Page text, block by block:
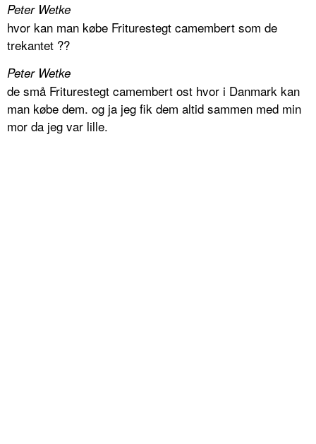
Peter Wetke
hvor kan man købe Friturestegt camembert som de
trekantet ??
Peter Wetke
de små Friturestegt camembert ost hvor i Danmark kan
man købe dem. og ja jeg fik dem altid sammen med min
mor da jeg var lille.